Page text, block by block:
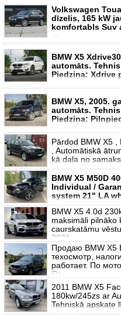
Volkswagen
dīzelis, 165 kW
komfortabls Suv
sa
BMW X5
automāts.
Piedziņa: Xdrive
BMW X5, 2005.
automāts.
Piedziņa:
Pārdod BMW X5
, Automātiskā
kā daļa no
BMW X5 M50D
Individual /
system 21" LA
BMW X5 4.0d
maksimāli pilnāko
caurskatāmu
2021
Продаю BMW X5
техосмотр,
работает. По
По
2011 BMW X5
180kw/245zs ar
Tehniskā apskate